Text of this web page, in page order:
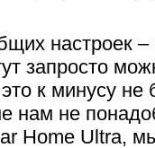
настроек –
запросто
к минусу
нам не
Home Ultra,